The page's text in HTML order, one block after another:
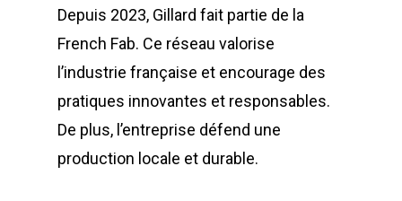
Depuis 2023, Gillard fait partie de la
French Fab. Ce réseau valorise
l’industrie française et encourage des
pratiques innovantes et responsables.
De plus, l’entreprise défend une
production locale et durable.
Broyeur de
Conteneurs
GILLARD S.A.S.
Z.A., Rue des Peupliers / BP
77590 BOIS LE ROI
Tél : 01 60 69 68 66
contact@gillard-sas.fr